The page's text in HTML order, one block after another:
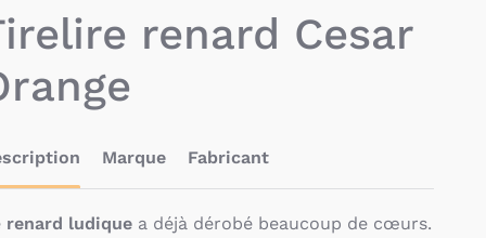
renard Cesar
Marque Fabricant
renard ludique a déjà dérobé beaucoup de cœurs.